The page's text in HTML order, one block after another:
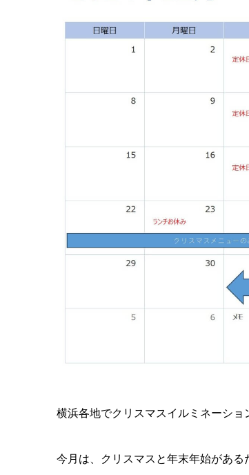
横浜各地でクリスマスイルミネーショ
今月は、クリスマスと年末年始がある